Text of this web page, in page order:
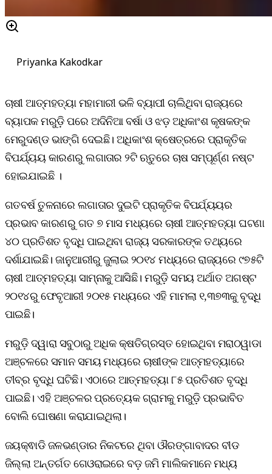
Priyanka Kakodkar
ଚାଷୀ ଆତ୍ମହତ୍ୟା ମହାମାରୀ ଭଳି ବ୍ୟାପୀ ଚାଲିଥିବା ରାଜ୍ୟରେ
ବ୍ୟାପକ ମରୁଡ଼ି ପରେ ଅଦିନିଆ ବର୍ଷା ଓ ଝଡ଼ ଅଧିକାଂଶ କୃଷକଙ୍କ
ମେରୁଦଣ୍ଡ ଭାଙ୍ଗି ଦେଇଛି। ଅଧିକାଂଶ କ୍ଷେତ୍ରରେ ପ୍ରାକୃତିକ
ବିପର୍ଯ୍ୟୟ କାରଣରୁ ଲଗାତାର ୨ଟି ଋତୁରେ ଚାଷ ସମ୍ପୂର୍ଣ୍ଣ ନଷ୍ଟ
ହୋଇଯାଇଛି ।
ଗତବର୍ଷ ତୁଳନାରେ ଲଗାତାର ଦୁଇଟି ପ୍ରାକୃତିକ ବିପର୍ଯ୍ୟୟର
ପ୍ରଭାବ କାରଣରୁ ଗତ ୭ ମାସ ମଧ୍ୟରେ ଚାଷୀ ଆତ୍ମହତ୍ୟା ଘଟଣା
୪୦ ପ୍ରତିଶତ ବୃଦ୍ଧି ପାଇଥିବା ରାଜ୍ୟ ସରକାରଙ୍କ ତଥ୍ୟରେ
ଦର୍ଶାଯାଇଛି। ଜାନୁଆରୀରୁ ଜୁଲାଇ ୨୦୧୪ ମଧ୍ୟରେ ରାଜ୍ୟରେ ୯୭୫ଟି
ଚାଷୀ ଆତ୍ମହତ୍ୟା ସାମ୍ନାକୁ ଆସିଛି। ମରୁଡ଼ି ସମୟ ଅର୍ଥାତ ଅଗଷ୍ଟ
୨୦୧୪ରୁ ଫେବୃଆରୀ ୨୦୧୫ ମଧ୍ୟରେ ଏହି ମାମଲା ୧,୩୭୩କୁ ବୃଦ୍ଧି
ପାଇଛି।
ମରୁଡ଼ି ଦ୍ୱାରା ସବୁଠାରୁ ଅଧିକ କ୍ଷତିଗ୍ରସ୍ତ ହୋଇଥିବା ମରାଠୱାଡା
ଅଞ୍ଚଳରେ ସମାନ ସମୟ ମଧ୍ୟରେ ଚାଷୀଙ୍କ ଆତ୍ମହତ୍ୟାରେ
ତୀବ୍ର ବୃଦ୍ଧି ଘଟିଛି। ଏଠାରେ ଆତ୍ମହତ୍ୟା ୮୫ ପ୍ରତିଶତ ବୃଦ୍ଧି
ପାଇଛି। ଏହି ଅଞ୍ଚଳର ପ୍ରତ୍ୟେକ ଗ୍ରାମକୁ ମରୁଡ଼ି ପ୍ରଭାବିତ
ବୋଲି ଘୋଷଣା କରାଯାଇଥିଲା।
ଜୟକ୍ଵାଡି ଜଳଭଣ୍ଡାର ନିକଟରେ ଥିବା ଔରଙ୍ଗାବାଦର ବୀଡ
ଜିଲ୍ଲା ଅନ୍ତର୍ଗତ ଗେଓରାଇରେ ବଡ଼ ଜମି ମାଲିକମାନେ ମଧ୍ୟ